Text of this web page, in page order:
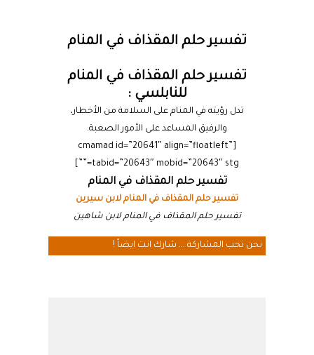
تفسير حلم المقذاف في المنام
تفسير حلم المقذاف في المنام
للنابلسي :
تدل رؤيته في المنام على السلامة من الأخطار،
والرفيق المساعد على الأمور الصعبة.
[cmamad id=”20641″ align=”floatleft”
tabid=”20643″ mobid=”20643″ stg=””]
تفسير حلم المقذاف في المنام
تفسير حلم المقذاف في المنام لابن سيرين
تفسير حلم المقذاف في المنام لابن شاهين
نحن نحب المشاركة ... شارك انت ايضاً !